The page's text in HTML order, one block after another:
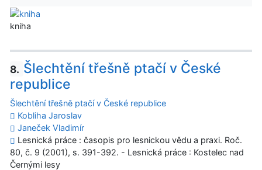
kniha
8. Šlechtění třešně ptačí v České
republice
Šlechtění třešně ptačí v České republice
Kobliha Jaroslav
Janeček Vladimír
Lesnická práce : časopis pro lesnickou vědu a praxi. Roč.
80, č. 9 (2001), s. 391-392. - Lesnická práce : Kostelec nad
Černými lesy